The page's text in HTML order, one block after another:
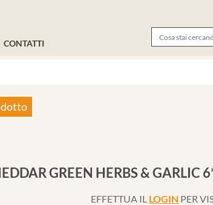
CONTATTI
GREEN HERBS & GARLIC
EFFETTUA IL LOGIN PER